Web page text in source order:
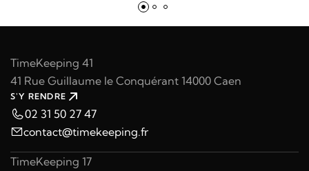
TimeKeeping 41
41 Rue Guillaume le Conquérant 14000 Caen
S'Y RENDRE
02 31 50 27 47
contact@timekeeping.fr
TimeKeeping 17